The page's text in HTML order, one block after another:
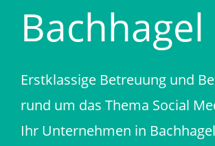
Bachhagel
Erstklassige Betreuung und
rund um das Thema Social
Ihr Unternehmen in